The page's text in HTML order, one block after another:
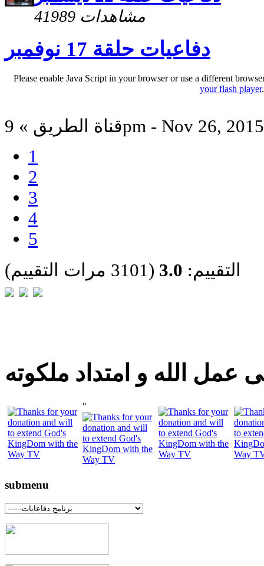
41989 مشاهدات
دفاعيات حلقة 17 نوفمبر
Please enable Java Script in your browser or use a different
your flash player.
قناة الطريق » 9pm - Nov 26, 2015
1
2
3
4
5
التقييم: 3.0 (3101 مرات التقييم)
عمل الله و امتداد ملكوته
"
submenu